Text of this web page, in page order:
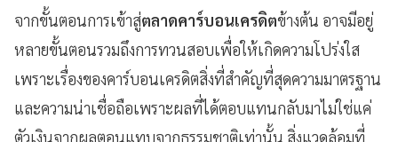
จากขั้นตอนการเข้าสู่ตลาดคาร์บอนเครดิตข้างต้น อาจมีอยู่
หลายขั้นตอนรวมถึงการทวนสอบเพื่อให้เกิดความโปร่งใส
เพราะเรื่องของคาร์บอนเครดิตสิ่งที่สำคัญที่สุดความมาตรฐาน
และความน่าเชื่อถือเพราะผลที่ได้ตอบแทนกลับมาไม่ใช่แค่
ตัวเงินจากผลตอนแทบจากธรรมชาติเท่านั้น สิ่งแวดล้อมที่